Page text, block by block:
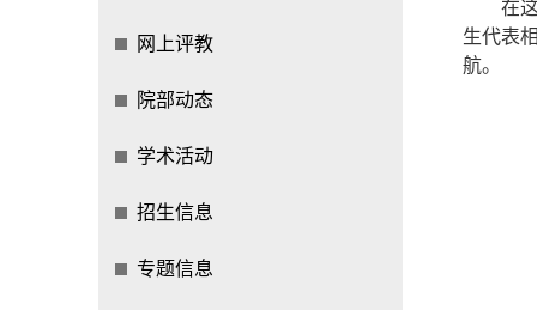
网上评教
院部动态
学术活动
招生信息
专题信息
在
生代表
航。